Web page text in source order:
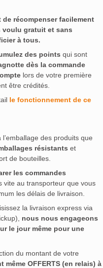
de récompenser facilement
voulu gratuit et sans
à tous.
des points qui sont
dès la commande
lors de votre première
être crédités.
le fonctionnement de ce
l’emballage des produits que
résistants et
de bouteilles.
les commandes
vite au transporteur que vous
les délais de livraison.
la livraison express via
nous nous engageons
le jour même pour une
du montant de votre
même OFFERTS (en relais) à